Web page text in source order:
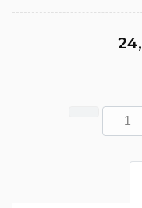
24,